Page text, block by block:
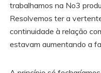
trabalhamos na No3
Resolvemos ter a
continuidade à relação
estavam aumentando a